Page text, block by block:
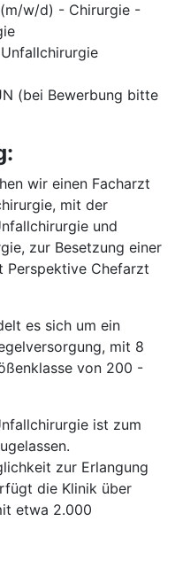
w/d) - Chirurgie -
(bei Bewerbung bitte
wir einen Facharzt
mit der
und
zur Besetzung einer
Perspektive Chefarzt
es sich um ein
mit 8
von 200 -
ist zum
zur Erlangung
die Klinik über
etwa 2.000